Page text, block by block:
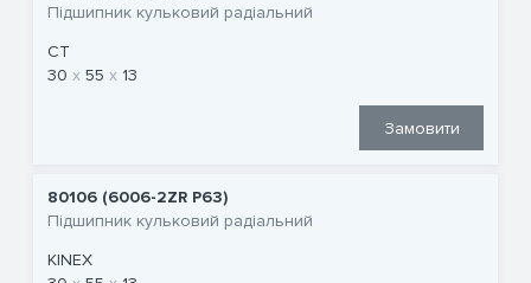
Підшипник кульковий радіальний
CT
30
55 13
Замовити
80106 (6006-2ZR P63)
Підшипник кульковий радіальний
KINEX